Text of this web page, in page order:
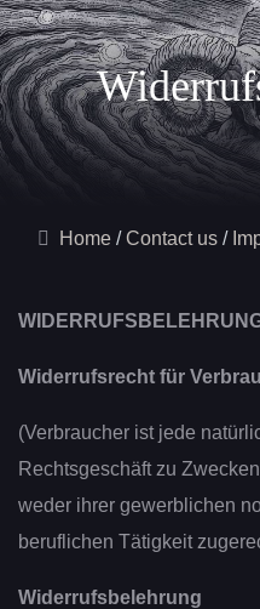
Home Contact us
Widerrufsrecht für
(Verbraucher ist jede
Rechtsgeschäft zu
weder ihrer gewerblichen
beruflichen Tätigkeit
Widerrufsbelehrung